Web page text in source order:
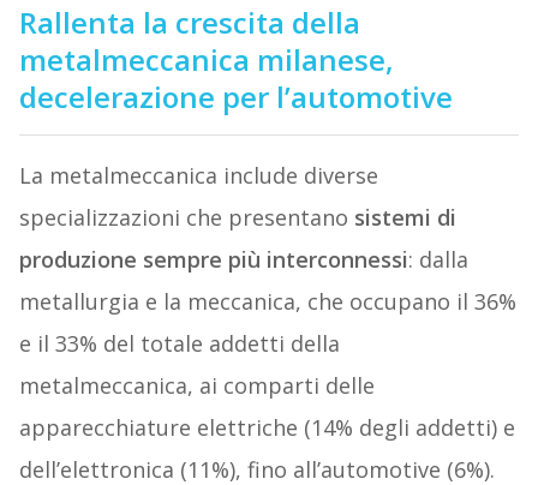
Rallenta la crescita della
metalmeccanica milanese,
decelerazione per l’automotive
La metalmeccanica include diverse
specializzazioni che presentano sistemi di
produzione sempre più interconnessi: dalla
metallurgia e la meccanica, che occupano il 36%
e il 33% del totale addetti della
metalmeccanica, ai comparti delle
apparecchiature elettriche (14% degli addetti) e
dell’elettronica (11%), fino all’automotive (6%).